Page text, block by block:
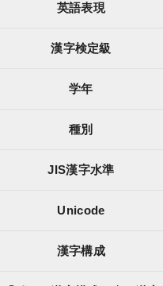
英語表現
漢字検定級
学年
種別
JIS漢字水準
Unicode
漢字構成